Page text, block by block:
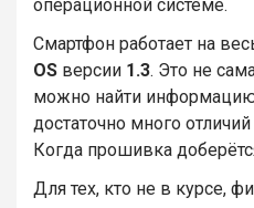
операционной системе.
Смартфон работает на
OS версии 1.3. Это не
можно найти
достаточно много
Когда прошивка
Для тех, кто не в курсе,